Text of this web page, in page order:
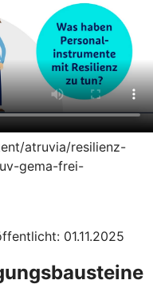
atruvia/resilienz-
gema-frei-
01.11.2025